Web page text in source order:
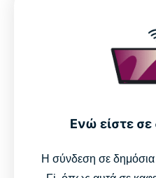
Ενώ είστε
Η σύνδεση σε